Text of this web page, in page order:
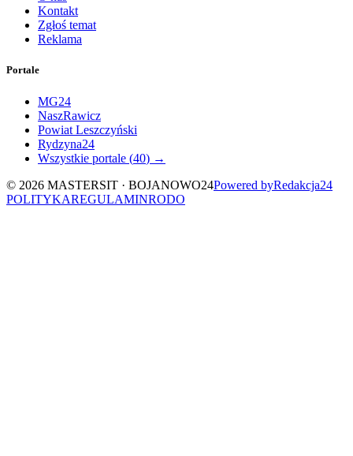
Kontakt
Zgłoś temat
Reklama
Portale
MG24
NaszRawicz
Powiat Leszczyński
Rydzyna24
Wszystkie portale (40) →
© 2026 MASTERSIT · BOJANOWO24Powered byRedakcja24
POLITYKAREGULAMINRODO